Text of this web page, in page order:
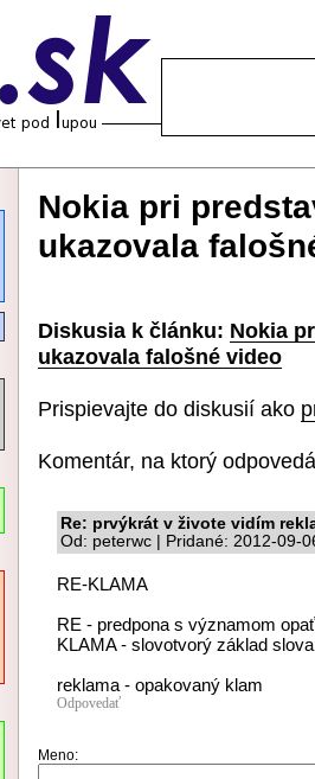
Nokia pri
ukazovala
Diskusia k článku: Nokia
ukazovala falošné video
Prispievajte do diskusií ako
Komentár, na ktorý
Re: prvýkrát v živote vidím
Od: peterwc | Pridané: 2012-09-
RE-KLAMA
RE - predpona s významom
KLAMA - slovotvorý základ
reklama - opakovaný klam
Odpovedať
Meno: